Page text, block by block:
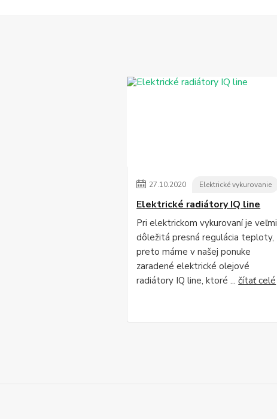
27.10.2020 Elektrické vykurovanie
Elektrické radiátory IQ line
Pri elektrickom vykurovaní je veľmi
dôležitá presná regulácia teploty,
preto máme v našej ponuke
zaradené elektrické olejové
radiátory IQ line, ktoré ...čítať celé